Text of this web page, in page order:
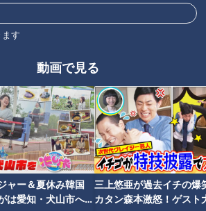
す
動画で見る
ャー＆夏休み韓国
は愛知・犬山市へ
三上悠亜が過去イチの爆
カタン森本激怒！ゲスト
ンツ
ほどドク
…温熱療
！】
チャント知っ得！なるほどドク
ター＃９ 帯状疱疹（たいじょう
ほうしん）【チャント！】